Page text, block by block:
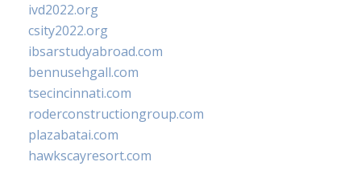
ivd2022.org
csity2022.org
ibsarstudyabroad.com
bennusehgall.com
tsecincinnati.com
roderconstructiongroup.com
plazabatai.com
hawkscayresort.com